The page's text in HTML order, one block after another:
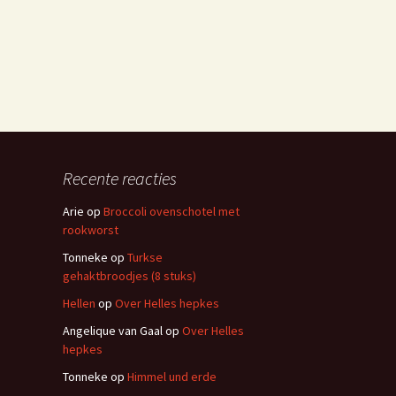
Recente reacties
Arie op Broccoli ovenschotel met
rookworst
Tonneke op Turkse
gehaktbroodjes (8 stuks)
Hellen op Over Helles hepkes
Angelique van Gaalop Over Helles
hepkes
Tonneke op Himmel und erde